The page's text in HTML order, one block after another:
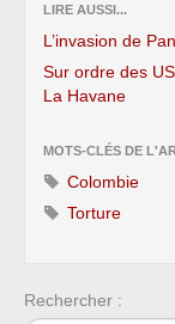
LIRE AUSSI...
L’invasion de
Sur ordre des
La Havane
MOTS-CLÉS DE
Colombie
Torture
Rechercher :